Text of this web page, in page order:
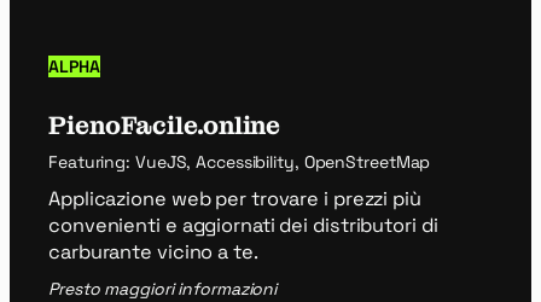
ALPHA
PienoFacile.online
Featuring: VueJS, Accessibility, OpenStreetMap
Applicazione web per trovare i prezzi più
convenienti e aggiornati dei distributori di
carburante vicino a te.
Presto maggiori informazioni